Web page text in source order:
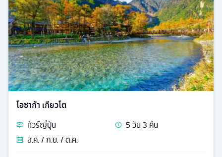
โอซาก้า เกียวโต
ทัวร์ญี่ปุ่น 5วัน3 คืน
ส.ค. / ก.ย. / ต.ค.